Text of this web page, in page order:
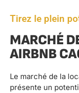
Tirez le plein
MARCHÉ
AIRBNB
Le marché de la
présente un